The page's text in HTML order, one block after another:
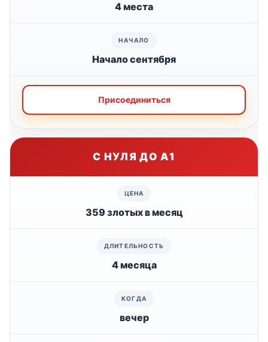
4 места
Начало сентября
Присоединиться
С НУЛЯ ДО А1
359 злотых в месяц
4 месяца
вечер